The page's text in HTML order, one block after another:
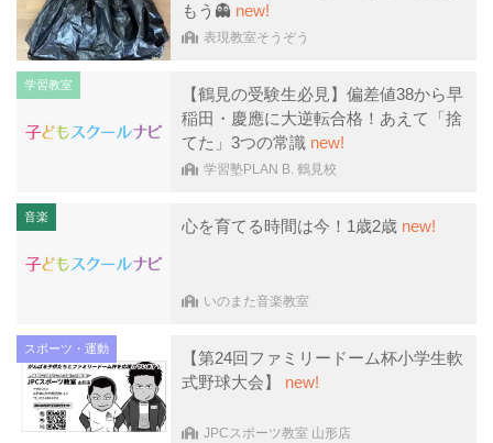
もう👻 new!
表現教室そうぞう
学習教室
【鶴見の受験生必見】偏差値38から早
稲田・慶應に大逆転合格！あえて「捨
てた」3つの常識 new!
学習塾PLAN B. 鶴見校
音楽 心を育てる時間は今！1歳2歳 new!
いのまた音楽教室
スポーツ・運動
【第24回ファミリードーム杯小学生軟
式野球大会】 new!
JPCスポーツ教室 山形店